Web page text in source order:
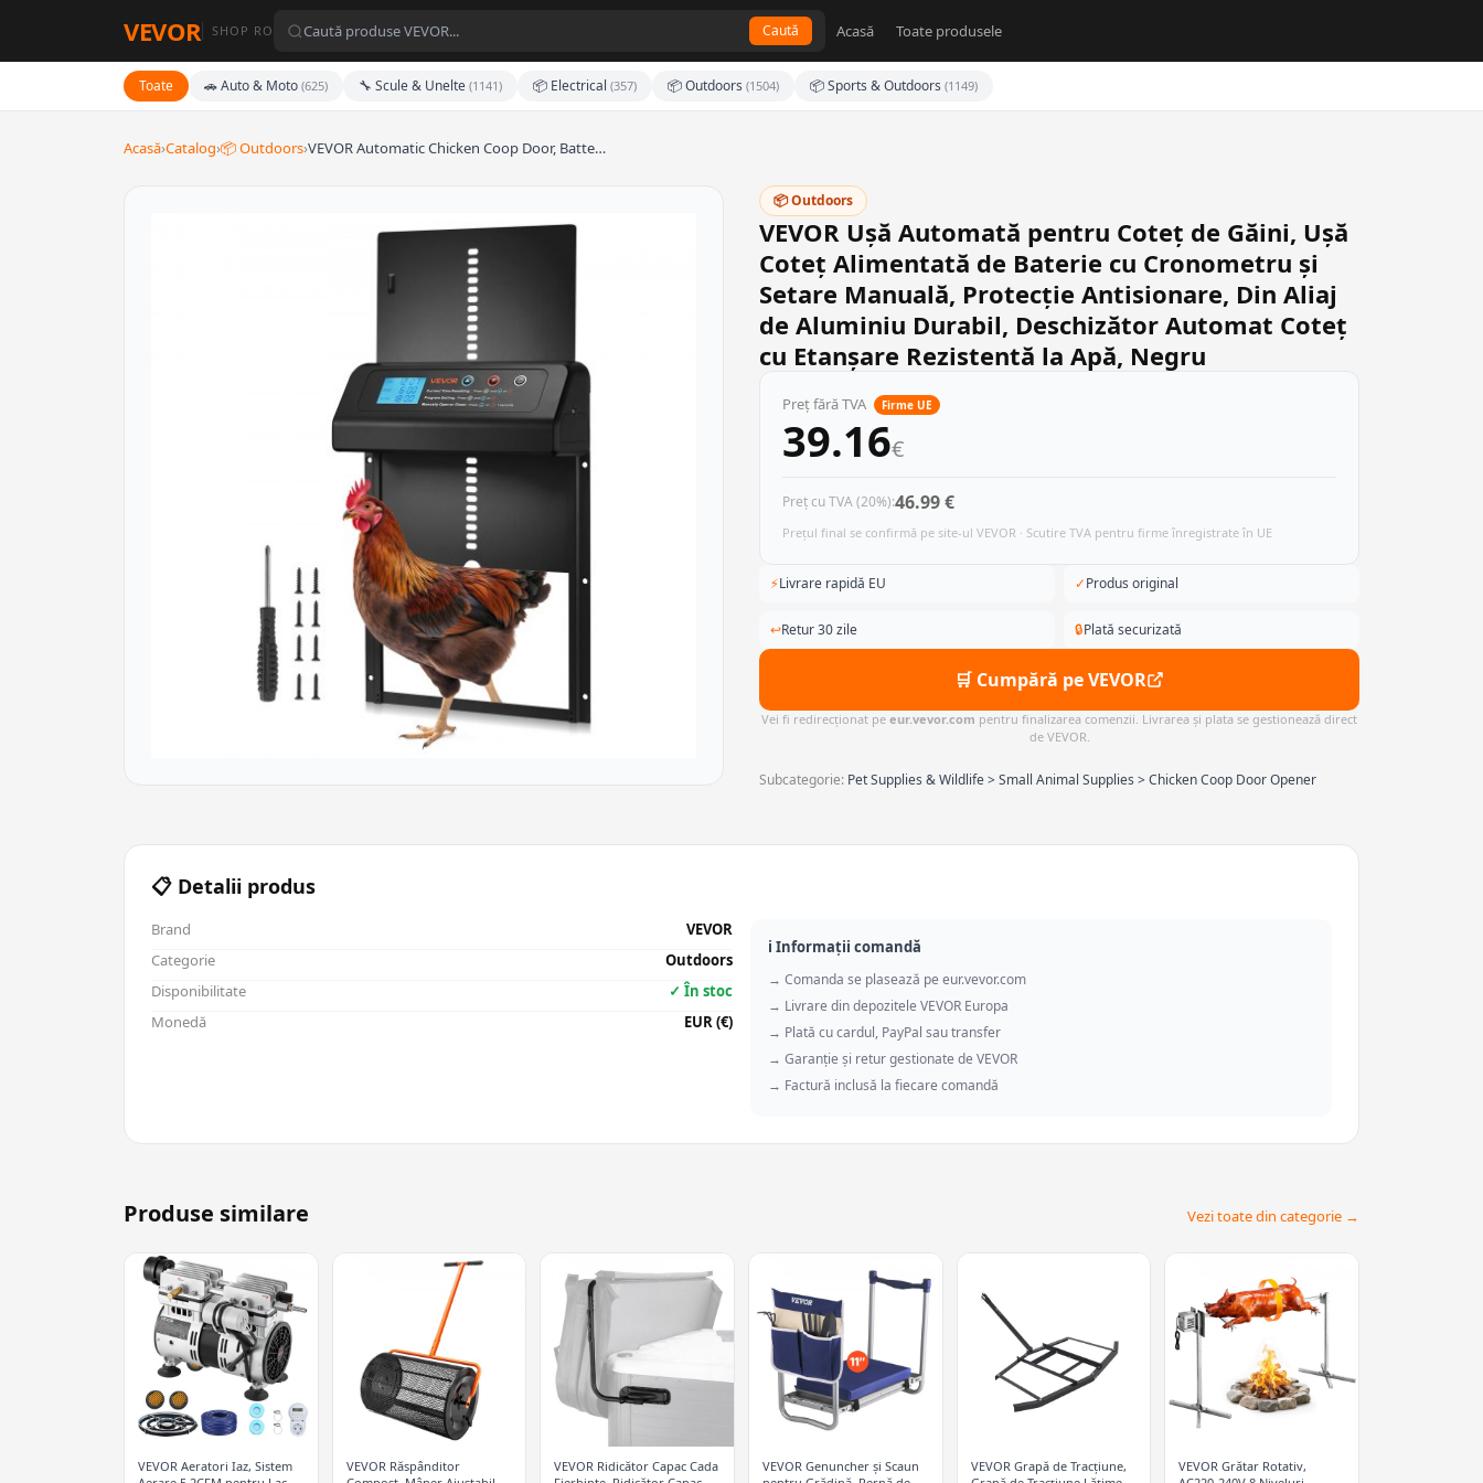
VEVOR SHOP RO Caută Acasă Toate produsele
Toate 🚗 Auto & Moto (625) 🔧 Scule & Unelte (1141) 📦 Electrical (357) 📦 Outdoors (1504) 📦 Sports & Outdoors (1149)
Acasă›Catalog›📦 Outdoors›VEVOR Automatic Chicken Coop Door, Batte…
📦 Outdoors
VEVOR Ușă Automată pentru Coteț de Găini, Ușă
Coteț Alimentată de Baterie cu Cronometru și
Setare Manuală, Protecție Antisionare, Din Aliaj
de Aluminiu Durabil, Deschizător Automat Coteț
cu Etanșare Rezistentă la Apă, Negru
Preț fără TVA Firme UE
39.16€
Preț cu TVA (20%):46.99 €
Prețul final se confirmă pe site-ul VEVOR · Scutire TVA pentru firme înregistrate în UE
⚡Livrare rapidă EU ✓Produs original
↩Retur 30 zile 🔒Plată securizată
🛒 Cumpără pe VEVOR
Vei fi redirecționat pe eur.vevor.com pentru finalizarea comenzii. Livrarea și plata se gestionează direct
de VEVOR.
Subcategorie: Pet Supplies & Wildlife > Small Animal Supplies > Chicken Coop Door Opener
📋 Detalii produs
Brand
VEVOR
Categorie
Outdoors
Disponibilitate
✓ În stoc
Monedă
EUR (€)
ℹ️ Informații comandă
→ Comanda se plasează pe eur.vevor.com
→ Livrare din depozitele VEVOR Europa
→ Plată cu cardul, PayPal sau transfer
→ Garanție și retur gestionate de VEVOR
→ Factură inclusă la fiecare comandă
Produse similare Vezi toate din categorie →
VEVOR Aeratori Iaz, Sistem
VEVOR Răspânditor
VEVOR Ridicător Capac Cada
VEVOR Genuncher și Scaun
VEVOR Grapă de Tracțiune,
VEVOR Grătar Rotativ,